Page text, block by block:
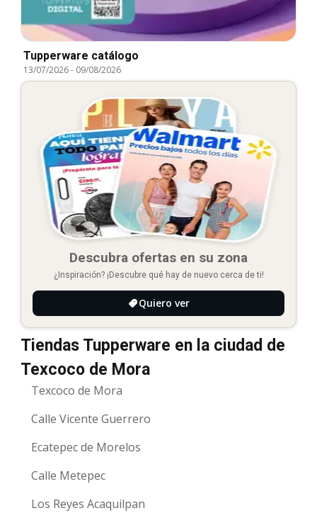
Tupperware catálogo
13/07/2026- 09/08/2026
Descubra ofertas en su zona
¿Inspiración? ¡Descubre qué hay de nuevo cerca de ti!
Quiero ver
Tiendas Tupperware en la ciudad de
Texcoco de Mora
Texcoco de Mora
Calle Vicente Guerrero
Ecatepec de Morelos
Calle Metepec
Los Reyes Acaquilpan